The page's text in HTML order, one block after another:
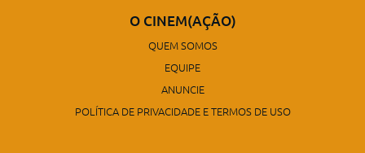
O CINEM(AÇÃO)
QUEM SOMOS
EQUIPE
ANUNCIE
POLÍTICA DE PRIVACIDADE E TERMOS DE USO